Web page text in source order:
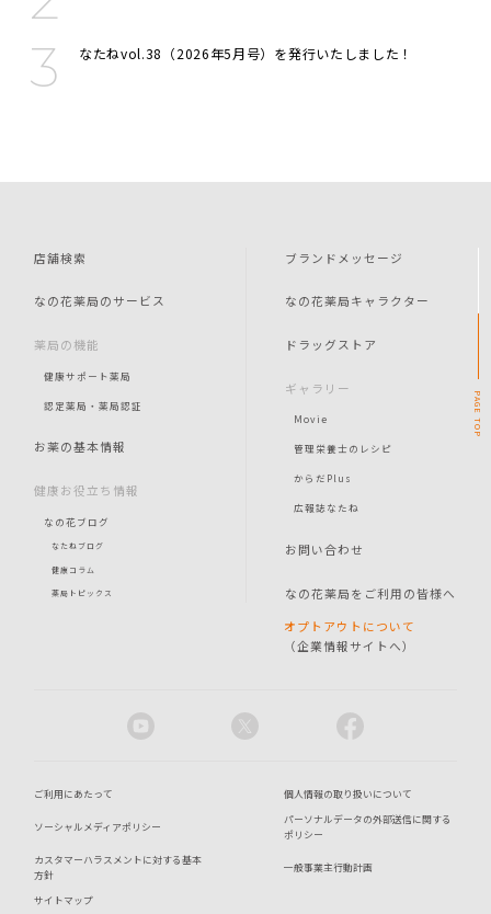
なたねvol.38（2026年5月号）を発行いたしました！
店舗検索
なの花薬局のサービス
薬局の機能
健康サポート薬局
認定薬局・薬局認証
お薬の基本情報
健康お役立ち情報
なの花ブログ
なたねブログ
健康コラム
薬局トピックス
ブランドメッセージ
なの花薬局キャラクター
ドラッグストア
ギャラリー
Movie
管理栄養士のレシピ
からだPlus
広報誌なたね
お問い合わせ
なの花薬局をご利用の皆様へ
オプトアウトについて
（企業情報サイトへ）
ご利用にあたって 個人情報の取り扱いについて
ソーシャルメディアポリシー
パーソナルデータの外部送信に関する
ポリシー
カスタマーハラスメントに対する基本
方針
一般事業主行動計画
サイトマップ
PAGE
TOP